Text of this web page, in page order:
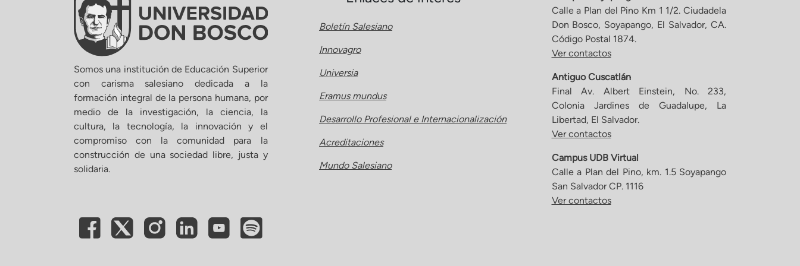
Somos una institución de Educación Superior
con carisma salesiano dedicada a la
formación integral de la persona humana, por
medio de la investigación, la ciencia, la
cultura, la tecnología, la innovación y el
compromiso con la comunidad para la
construcción de una sociedad libre, justa y
solidaria.
Boletín Salesiano
Innovagro
Universia
Eramus mundus
Desarrollo Profesional e Internacionalización
Acreditaciones
Mundo Salesiano
Calle a Plan del Pino Km 1 1/2. Ciudadela
Don Bosco, Soyapango, El Salvador, CA.
Código Postal 1874.
Ver contactos
Antiguo Cuscatlán
Final Av. Albert Einstein, No. 233,
Colonia Jardines de Guadalupe, La
Libertad, El Salvador.
Ver contactos
Campus UDB Virtual
Calle a Plan del Pino, km. 1.5 Soyapango
San Salvador CP. 1116
Ver contactos